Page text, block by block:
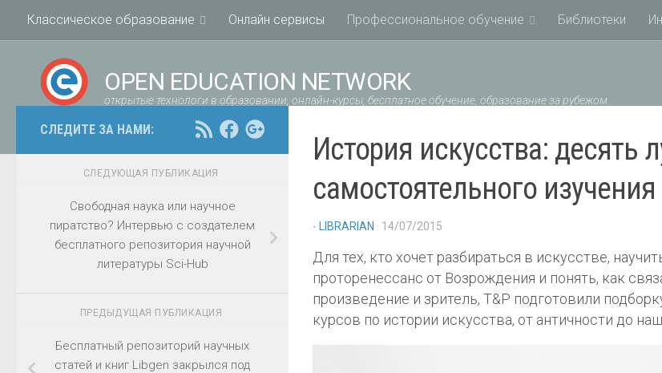
Классическое образование Онлайн сервисы Профессиональное обучение Библиотеки
OPEN EDUCATION NETWORK
открытые технологи в образовании, онлайн-курсы, бесплатное обучение, образование за рубежом.
История искусства: десять
самостоятельного изучения
- LIBRARIAN · 14/07/2015
Для тех, кто хочет разбираться в искусстве,
проторенессанс от Возрождения и понять, как
произведение и зритель, T&P подготовили
курсов по истории искусства, от античности до
СЛЕДИТЕ ЗА НАМИ:
СЛЕДУЮЩАЯ ПУБЛИКАЦИЯ
Свободная наука или научное
пиратство? Интервью с создателем
бесплатного репозитория научной
литературы Sci-Hub
ПРЕДЫДУЩАЯ ПУБЛИКАЦИЯ
Бесплатный репозиторий научных
статей и книг Libgen закрылся под